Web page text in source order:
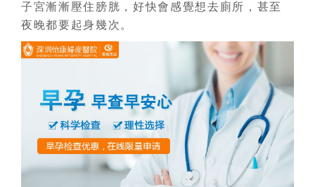
子宮漸漸壓住膀胱，好快會感覺想去廁所，甚至
夜晚都要起身幾次。